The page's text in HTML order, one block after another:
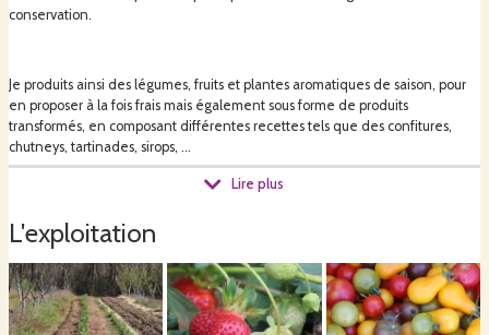
conservation.
Je produits ainsi des légumes, fruits et plantes aromatiques de saison, pour
en proposer à la fois frais mais également sous forme de produits
transformés, en composant différentes recettes tels que des confitures,
chutneys, tartinades, sirops, ...
Lire plus
L'exploitation